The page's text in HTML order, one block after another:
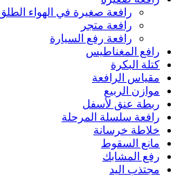
رافعة صغيرة في الهواء
رافعة متجر
رافعة رفع السيارة
رافع المغناطيس
كتلة البكرة
مقياس الرافعة
موازن الربيع
ربطة عنق لأسفل
رافعة سلسلة المرحلة
خلاطة خرسانة
مانع السقوط
رفع المشابك
مجتذب اليد